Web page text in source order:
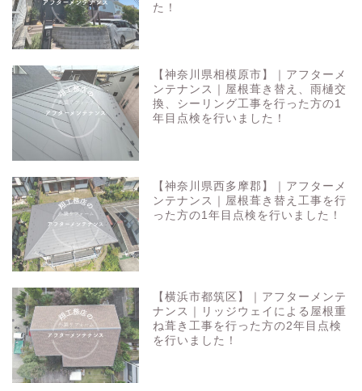
た！
【神奈川県相模原市】｜アフターメ
ンテナンス｜屋根葺き替え、雨樋交
換、シーリング工事を行った方の1
年目点検を行いました！
【神奈川県西多摩郡】｜アフターメ
ンテナンス｜屋根葺き替え工事を行
った方の1年目点検を行いました！
【横浜市都筑区】｜アフターメンテ
ナンス｜リッジウェイによる屋根重
ね葺き工事を行った方の2年目点検
を行いました！